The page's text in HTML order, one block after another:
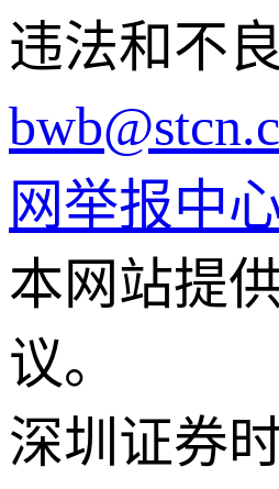
违法和不
网举报中
本网站提
议。
深圳证券